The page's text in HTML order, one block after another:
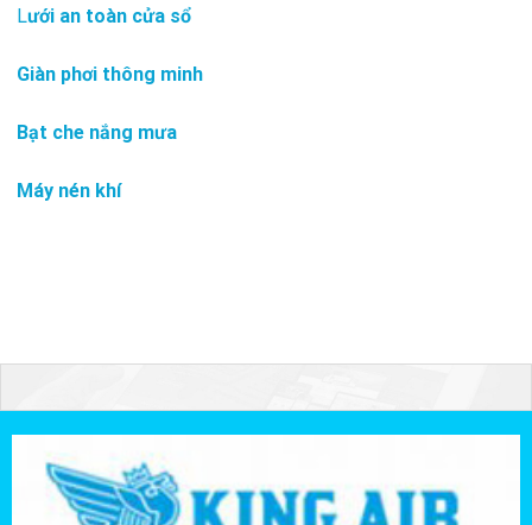
Lưới an toàn cửa sổ
Giàn phơi thông minh
Bạt che nắng mưa
Máy nén khí